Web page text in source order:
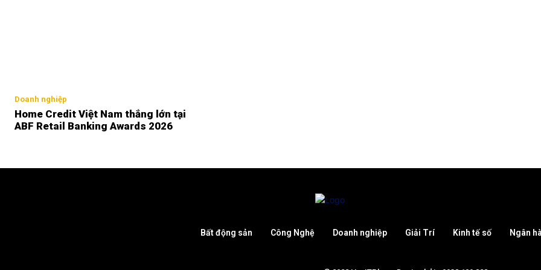
Doanh nghiệp
Home Credit Việt Nam thắng lớn tại
ABF Retail Banking Awards 2026
Bất động sản Công Nghệ Doanh nghiệp Giải Trí Kinh tế số Ngân